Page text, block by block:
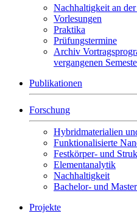
Nachhaltigkeit an
Vorlesungen
Praktika
Prüfungstermine
Archiv
vergangenen
Publikationen
Forschung
Hybridmaterialien
Funktionalisierte
Festkörper- und
Elementanalytik
Nachhaltigkeit
Bachelor- und
Projekte